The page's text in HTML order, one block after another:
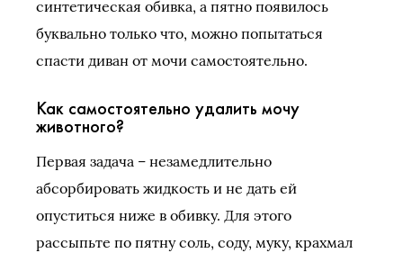
синтетическая обивка, а пятно появилось
буквально только что, можно попытаться
спасти диван от мочи самостоятельно.
Как самостоятельно удалить мочу
животного?
Первая задача – незамедлительно
абсорбировать жидкость и не дать ей
опуститься ниже в обивку. Для этого
рассыпьте по пятну соль, соду, муку, крахмал